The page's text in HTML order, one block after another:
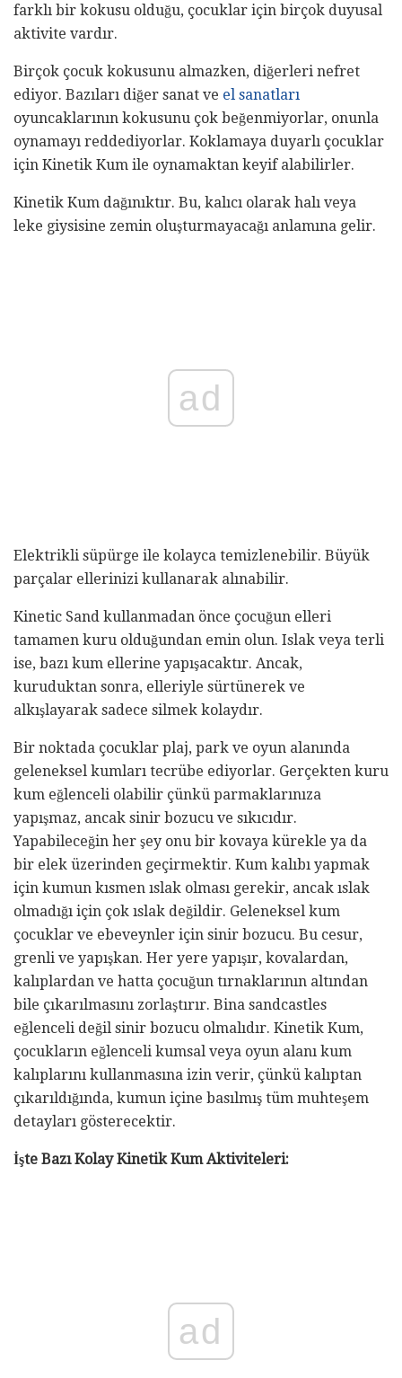
farklı bir kokusu olduğu, çocuklar için birçok duyusal
aktivite vardır.
Birçok çocuk kokusunu almazken, diğerleri nefret
ediyor. Bazıları diğer sanat ve el sanatları
oyuncaklarının kokusunu çok beğenmiyorlar, onunla
oynamayı reddediyorlar. Koklamaya duyarlı çocuklar
için Kinetik Kum ile oynamaktan keyif alabilirler.
Kinetik Kum dağınıktır. Bu, kalıcı olarak halı veya
leke giysisine zemin oluşturmayacağı anlamına gelir.
ad
Elektrikli süpürge ile kolayca temizlenebilir. Büyük
parçalar ellerinizi kullanarak alınabilir.
Kinetic Sand kullanmadan önce çocuğun elleri
tamamen kuru olduğundan emin olun. Islak veya terli
ise, bazı kum ellerine yapışacaktır. Ancak,
kuruduktan sonra, elleriyle sürtünerek ve
alkışlayarak sadece silmek kolaydır.
Bir noktada çocuklar plaj, park ve oyun alanında
geleneksel kumları tecrübe ediyorlar. Gerçekten kuru
kum eğlenceli olabilir çünkü parmaklarınıza
yapışmaz, ancak sinir bozucu ve sıkıcıdır.
Yapabileceğin her şey onu bir kovaya kürekle ya da
bir elek üzerinden geçirmektir. Kum kalıbı yapmak
için kumun kısmen ıslak olması gerekir, ancak ıslak
olmadığı için çok ıslak değildir. Geleneksel kum
çocuklar ve ebeveynler için sinir bozucu. Bu cesur,
grenli ve yapışkan. Her yere yapışır, kovalardan,
kalıplardan ve hatta çocuğun tırnaklarının altından
bile çıkarılmasını zorlaştırır. Bina sandcastles
eğlenceli değil sinir bozucu olmalıdır. Kinetik Kum,
çocukların eğlenceli kumsal veya oyun alanı kum
kalıplarını kullanmasına izin verir, çünkü kalıptan
çıkarıldığında, kumun içine basılmış tüm muhteşem
detayları gösterecektir.
İşte Bazı Kolay Kinetik Kum Aktiviteleri:
ad